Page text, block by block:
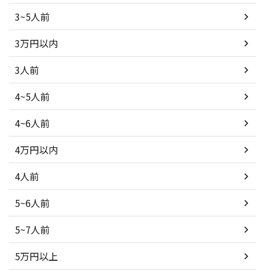
3~5人前
3万円以内
3人前
4~5人前
4~6人前
4万円以内
4人前
5~6人前
5~7人前
5万円以上